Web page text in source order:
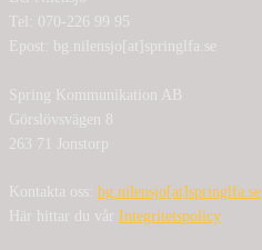
Tel: 070-226 99 95
Epost: bg.nilensjo[at]springlfa.se
Spring Kommunikation AB
Görslövsvägen 8
263 71 Jonstorp
Kontakta oss: bg.nilensjo[at]springlfa.se
Här hittar du vår Integritetspolicy